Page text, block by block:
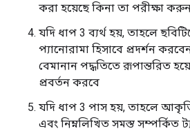
করা হয়েছে কিনা তা পরীক্ষা
যদি ধাপ 3 ব্যর্থ হয়, তাহলে
প্যানোরামা হিসাবে প্রদর্শন
বেমানান পদ্ধতিতে রূপান্তরিত
প্রবর্তন করবে
যদি ধাপ 3 পাস হয়, তাহলে
এবং নিম্নলিখিত সমস্ত সম্পর্কিত